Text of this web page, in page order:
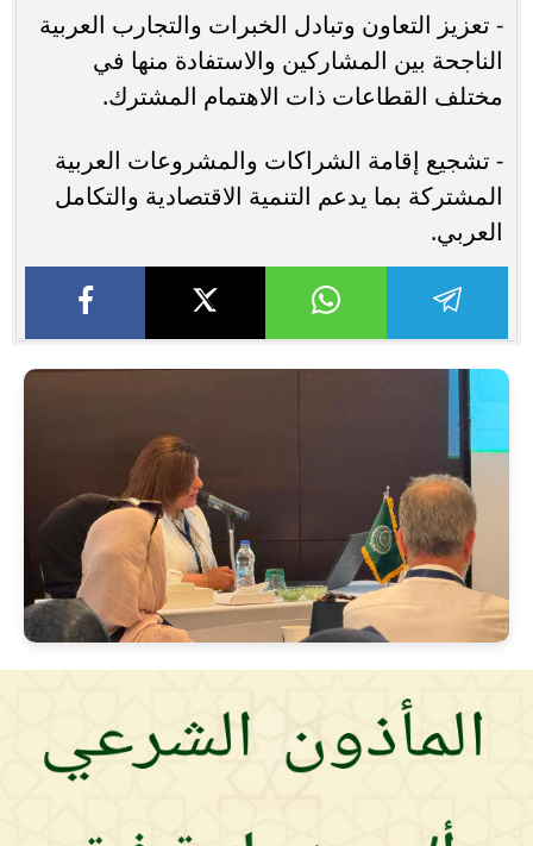
- تعزيز التعاون وتبادل الخبرات والتجارب العربية
الناجحة بين المشاركين والاستفادة منها في
مختلف القطاعات ذات الاهتمام المشترك.
- تشجيع إقامة الشراكات والمشروعات العربية
المشتركة بما يدعم التنمية الاقتصادية والتكامل
العربي.